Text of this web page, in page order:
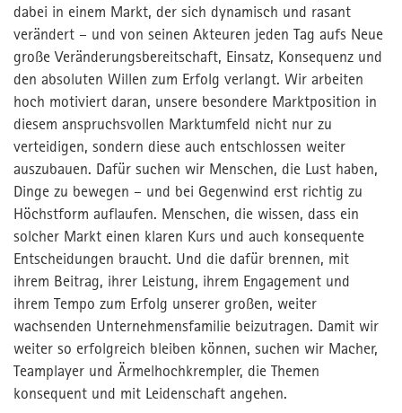
dabei in einem Markt, der sich dynamisch und rasant
verändert – und von seinen Akteuren jeden Tag aufs Neue
große Veränderungsbereitschaft, Einsatz, Konsequenz und
den absoluten Willen zum Erfolg verlangt. Wir arbeiten
hoch motiviert daran, unsere besondere Marktposition in
diesem anspruchsvollen Marktumfeld nicht nur zu
verteidigen, sondern diese auch entschlossen weiter
auszubauen. Dafür suchen wir Menschen, die Lust haben,
Dinge zu bewegen – und bei Gegenwind erst richtig zu
Höchstform auflaufen. Menschen, die wissen, dass ein
solcher Markt einen klaren Kurs und auch konsequente
Entscheidungen braucht. Und die dafür brennen, mit
ihrem Beitrag, ihrer Leistung, ihrem Engagement und
ihrem Tempo zum Erfolg unserer großen, weiter
wachsenden Unternehmensfamilie beizutragen. Damit wir
weiter so erfolgreich bleiben können, suchen wir Macher,
Teamplayer und Ärmelhochkrempler, die Themen
konsequent und mit Leidenschaft angehen.